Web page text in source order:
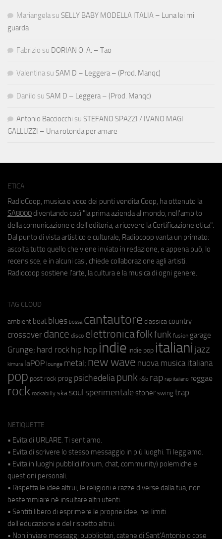
Mariangela su SELLY BABY MODELLA ITALIA – Luna lei mi
guarda
Fabrizio su DORIAN O. A. – Tao
Valentina su SAM D – Leggera – (Prod. Manqc)
Danilo su SAM D – Leggera – (Prod. Manqc)
Antonio Bacciocchi su STEFANO SPAZZI / IVANO MAGI
GALLUZZI – Una rotonda per amare
ETICA
RadioCoop, musica e voce dei punti vendita Coop, ha ottenuto la
SA8000 diventando così "la prima azienda al mondo, nell'ambito
della comunicazione e dell'editoria, a ricevere la Certificazione etica".
Dal punto di vista artistico e culturale, Radiocoop vanta un primato:
ascolta tutto quello che viene inviato in redazione, e appena può, lo
recensisce, e in alcuni casi, chiede collaborazione agli artisti.
Radiocoop sostiene l'arte, la cultura e la musica di ogni genere.
TAG CLOUD
ambient beat blues bossa cantautore classica country
crossover dance disco elettronicafolkfunk fusion garage
Grunge; hard rock hip hop indie indie pop italiani jazz
kimura laPOP lounge metal; new wave nuova musica italiana
pop post rock prog psichedeliapunk r&b rap rap italiano reggae
rock rockabilly ska soul sperimentale stoner swing trap
NETIQUETTE
• Evita di URLARE. Ti sentiamo.
• Evita di scrivere lo stesso messaggio in più luoghi. Ti leggiamo.
• Evita in luoghi pubblici (forum, chat, community) polemiche e
questioni personali.
• Rispetta le idee altrui, le religioni e razze diverse dalla tua, non
bestemmiare né insultare altri utenti.
• Sentiti libero di esprimere le proprie idee, nei limiti
dell'educazione e del rispetto altrui.
• Non inviare messaggi pubblicitari, catene di Sant'Antonio o cose